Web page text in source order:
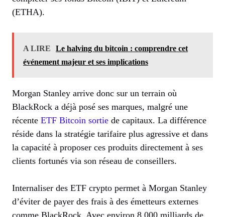
(ETHA).
A LIRE
Le halving du bitcoin : comprendre cet
événement majeur et ses implications
Morgan Stanley arrive donc sur un terrain où
BlackRock a déjà posé ses marques, malgré une
récente ETF Bitcoin sortie de capitaux. La différence
réside dans la stratégie tarifaire plus agressive et dans
la capacité à proposer ces produits directement à ses
clients fortunés via son réseau de conseillers.
Internaliser des ETF crypto permet à Morgan Stanley
d’éviter de payer des frais à des émetteurs externes